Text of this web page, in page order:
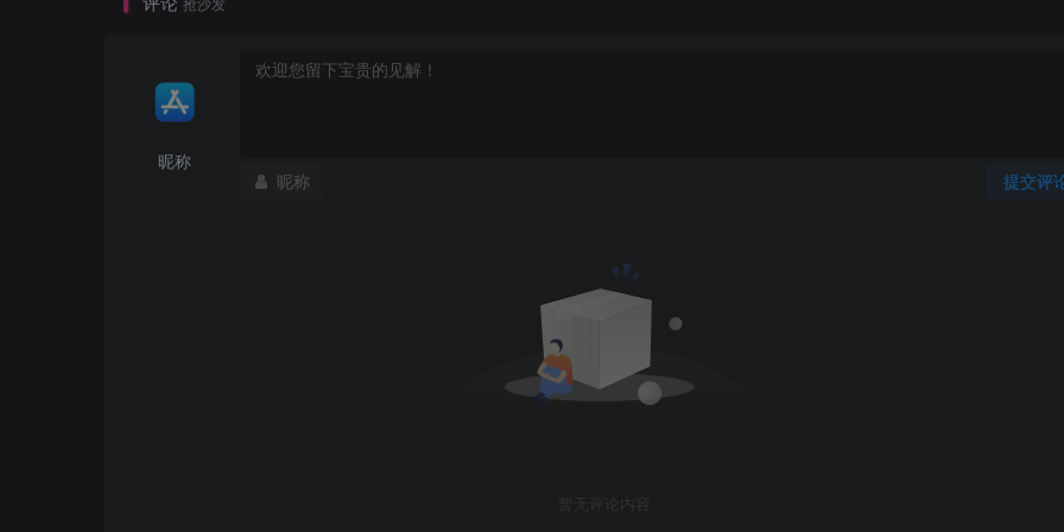
抢沙发
昵称
提交评
昵称
暂无评论内容